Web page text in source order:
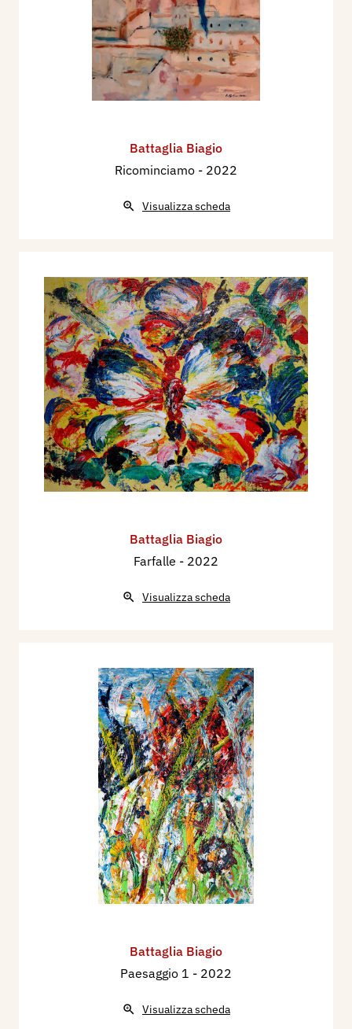
Battaglia Biagio
Ricominciamo - 2022
Visualizza scheda
Battaglia Biagio
Farfalle - 2022
Visualizza scheda
Battaglia Biagio
Paesaggio 1 - 2022
Visualizza scheda